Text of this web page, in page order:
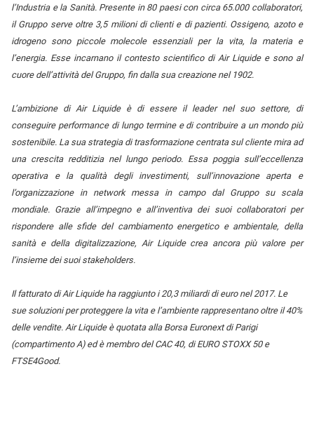
l’Industria e la Sanità. Presente in 80 paesi con circa 65.000 collaboratori,
il Gruppo serve oltre 3,5 milioni di clienti e di pazienti. Ossigeno, azoto e
idrogeno sono piccole molecole essenziali per la vita, la materia e
l’energia. Esse incarnano il contesto scientifico di Air Liquide e sono al
cuore dell’attività del Gruppo, fin dalla sua creazione nel 1902.
L’ambizione di Air Liquide è di essere il leader nel suo settore, di
conseguire performance di lungo termine e di contribuire a un mondo più
sostenibile. La sua strategia di trasformazione centrata sul cliente mira ad
una crescita redditizia nel lungo periodo. Essa poggia sull’eccellenza
operativa e la qualità degli investimenti, sull’innovazione aperta e
l’organizzazione in network messa in campo dal Gruppo su scala
mondiale. Grazie all’impegno e all’inventiva dei suoi collaboratori per
rispondere alle sfide del cambiamento energetico e ambientale, della
sanità e della digitalizzazione, Air Liquide crea ancora più valore per
l’insieme dei suoi stakeholders.
Il fatturato di Air Liquide ha raggiunto i 20,3 miliardi di euro nel 2017. Le
sue soluzioni per proteggere la vita e l’ambiente rappresentano oltre il 40%
delle vendite. Air Liquide è quotata alla Borsa Euronext di Parigi
(compartimento A) ed è membro del CAC 40, di EURO STOXX 50 e
FTSE4Good.